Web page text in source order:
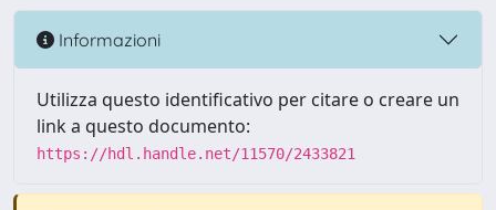
Informazioni
Utilizza questo identificativo per citare o creare un
link a questo documento:
https://hdl.handle.net/11570/2433821